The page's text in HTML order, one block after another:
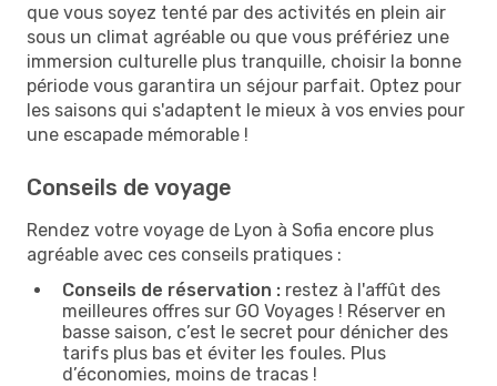
que vous soyez tenté par des activités en plein air
sous un climat agréable ou que vous préfériez une
immersion culturelle plus tranquille, choisir la bonne
période vous garantira un séjour parfait. Optez pour
les saisons qui s'adaptent le mieux à vos envies pour
une escapade mémorable !
Conseils de voyage
Rendez votre voyage de Lyon à Sofia encore plus
agréable avec ces conseils pratiques :
Conseils de réservation : restez à l'affût des
meilleures offres sur GO Voyages ! Réserver en
basse saison, c’est le secret pour dénicher des
tarifs plus bas et éviter les foules. Plus
d’économies, moins de tracas !